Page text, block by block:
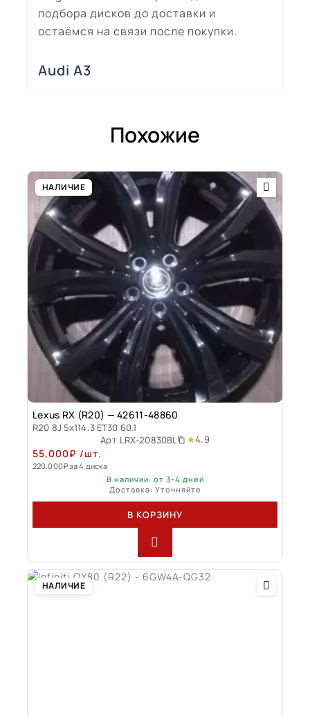
подбора дисков до доставки и
остаёмся на связи после покупки.
Audi A3
Похожие
НАЛИЧИЕ
Lexus RX (R20) — 42611-48860
R20 8J 5x114.3 ET30 60.1
Арт.LRX-20830BL 4.9
55,000₽ /шт.
220,000₽за 4 диска
В наличии: от 3-4 дней
Доставка: Уточняйте
В КОРЗИНУ
НАЛИЧИЕ